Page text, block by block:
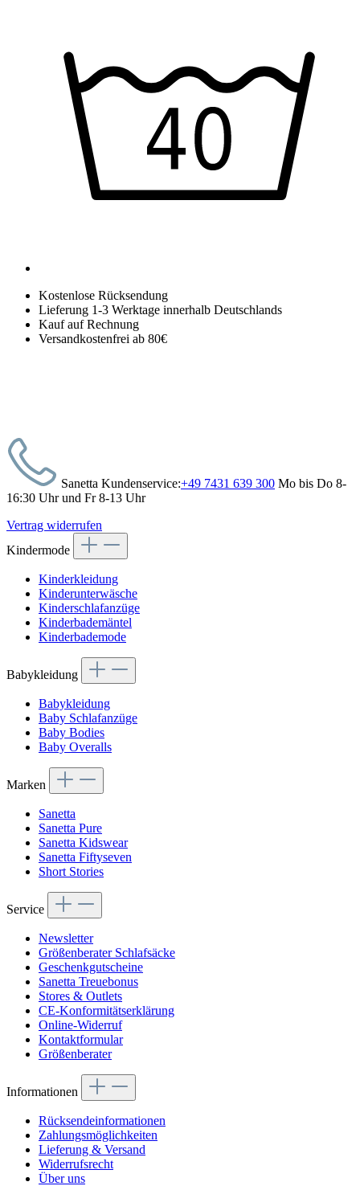
Kostenlose Rücksendung
Lieferung 1-3 Werktage innerhalb Deutschlands
Kauf auf Rechnung
Versandkostenfrei ab 80€
Sanetta Kundenservice:+49 7431 639 300 Mo bis Do 8-
16:30 Uhr und Fr 8-13 Uhr
Vertrag widerrufen
Kindermode
Kinderkleidung
Kinderunterwäsche
Kinderschlafanzüge
Kinderbademäntel
Kinderbademode
Babykleidung
Babykleidung
Baby Schlafanzüge
Baby Bodies
Baby Overalls
Marken
Sanetta
Sanetta Pure
Sanetta Kidswear
Sanetta Fiftyseven
Short Stories
Service
Newsletter
Größenberater Schlafsäcke
Geschenkgutscheine
Sanetta Treuebonus
Stores & Outlets
CE-Konformitätserklärung
Online-Widerruf
Kontaktformular
Größenberater
Informationen
Rücksendeinformationen
Zahlungsmöglichkeiten
Lieferung & Versand
Widerrufsrecht
Über uns